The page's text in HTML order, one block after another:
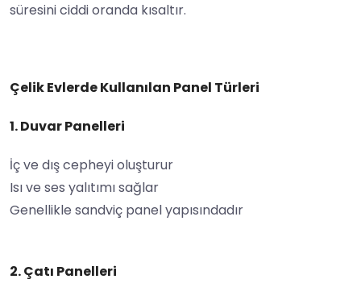
süresini ciddi oranda kısaltır.
Çelik Evlerde Kullanılan Panel Türleri
1. Duvar Panelleri
İç ve dış cepheyi oluşturur
Isı ve ses yalıtımı sağlar
Genellikle sandviç panel yapısındadır
2. Çatı Panelleri